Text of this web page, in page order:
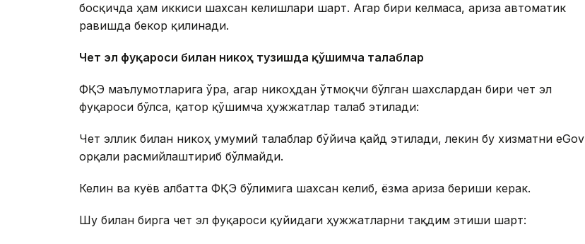
босқичда ҳам иккиси шахсан келишлари шарт. Агар бири келмаса, ариза автоматик
равишда бекор қилинади.
Чет эл фуқароси билан никоҳ тузишда қўшимча талаблар
ФҲҚЭ маълумотларига ўра, агар никоҳдан ўтмоқчи бўлган шахслардан бири чет эл
фуқароси бўлса, қатор қўшимча ҳужжатлар талаб этилади:
Чет эллик билан никоҳ умумий талаблар бўйича қайд этилади, лекин бу хизматни eGov
орқали расмийлаштириб бўлмайди.
Келин ва куёв албатта ФҲҚЭ бўлимига шахсан келиб, ёзма ариза бериши керак.
Шу билан бирга чет эл фуқароси қуйидаги ҳужжатларни тақдим этиши шарт: